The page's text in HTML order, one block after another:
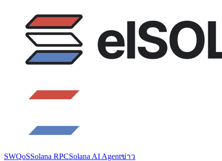
SWQoSSolana RPCSolana AI Agentข่าว